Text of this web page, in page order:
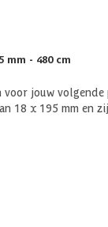
mm - 480 cm
jouw
18 x 195 mm
levensduur van